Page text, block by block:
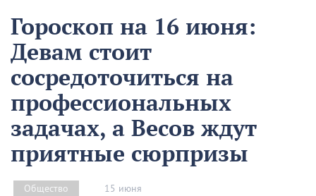
Гороскоп на 16 июня:
Девам стоит
сосредоточиться на
профессиональных
задачах, а Весов ждут
приятные сюрпризы
Общество 15 июня